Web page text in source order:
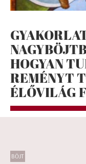
HOGYAN
REMÉNYT
ÉLŐVILÁG
BÖJT